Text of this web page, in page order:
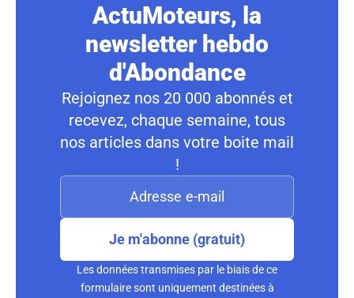
ActuMoteurs, la
newsletter hebdo
d'Abondance
Rejoignez nos 20 000 abonnés et
recevez, chaque semaine, tous
nos articles dans votre boite mail
!
Je m'abonne (gratuit)
Les données transmises par le biais de ce
formulaire sont uniquement destinées à